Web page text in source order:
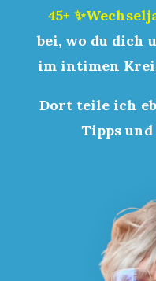
45+
bei, wo du dich
im intimen
Dort teile ich
Tipps